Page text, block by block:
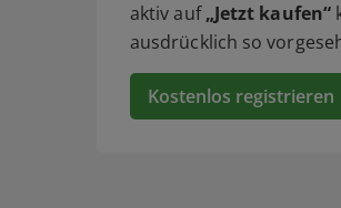
aktiv auf„Jetzt kaufen“
ausdrücklich so
Kostenlos registrieren